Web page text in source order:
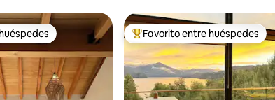
entre huéspedes De los mejores en Favorito
Favorito entre huéspedes